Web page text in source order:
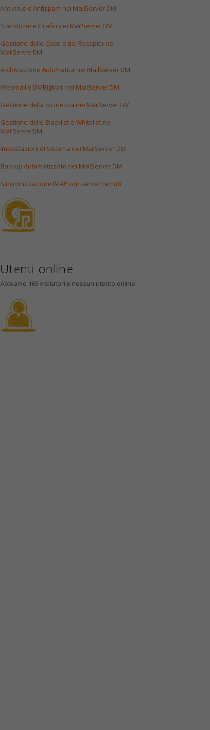
Antivirus e Antispam nei MailServer DM
Statistiche e Grafici nei MailServer DM
Gestione delle Code e del Recapito nei
MailServerDM
Archiviazione Automatica nei MailServer DM
Webmail e DMBigMail nei MailServer DM
Gestione della Sicurezza nei MailServer DM
Gestione delle Blacklist e Whitelist nei
MailServerDM
Impostazioni di Sistema nei MailServer DM
Backup Automatizzato nei MailServer DM
Sincronizzazione IMAP con server remoti
Utenti online
Abbiamo 169 visitatori e nessun utente online